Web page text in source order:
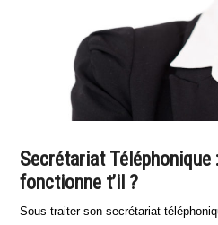
Secrétariat Téléphonique
fonctionne t’il ?
Sous-traiter son secrétariat